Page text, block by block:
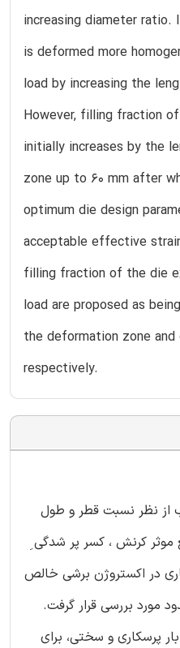
increasing diameter ratio.
is deformed more
load by increasing the
However, filling fraction
initially increases by the
zone up to 60 mm after
optimum die design
acceptable effective
filling fraction of the die
load are proposed as
the deformation zone
respectively.
از نظر نسبت قطر و طول
موثر کرنش ، کسر پر شدگی
در اکستروژن برشی خالص
مورد بررسی قرار گرفت.
بار پرسکاری و سختی، برای